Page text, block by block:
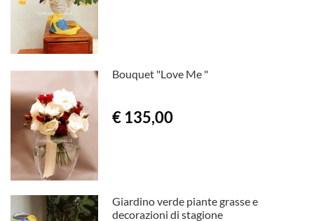
Bouquet "Love Me "
€ 135,00
Giardino verde piante grasse e
decorazioni di stagione